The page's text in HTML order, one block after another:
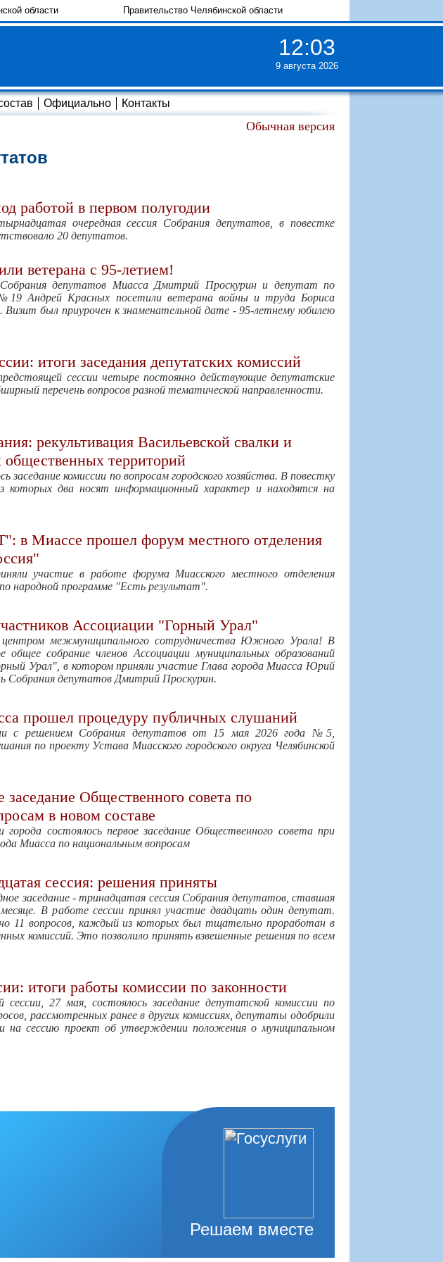
области Правительство Челябинской области
12:03
9 августа 2026
Официально Контакты
Обычная версия
работой в первом полугодии
очередная сессия Собрания депутатов, в повестке
20 депутатов.
ветерана с 95-летием!
депутатов Миасса Дмитрий Проскурин и депутат по
№19 Андрей Красных посетили ветерана войны и труда Бориса
Визит был приурочен к знаменательной дате - 95-летнему юбилею
итоги заседания депутатских комиссий
сессии четыре постоянно действующие депутатские
перечень вопросов разной тематической направленности.
рекультивация Васильевской свалки и
территорий
заседание комиссии по вопросам городского хозяйства. В повестку
которых два носят информационный характер и находятся на
в Миассе прошел форум местного отделения
участие в работе форума Миасского местного отделения
народной программе "Есть результат".
Ассоциации "Горный Урал"
межмуниципального сотрудничества Южного Урала! В
общее собрание членов Ассоциации муниципальных образований
Урал", в котором приняли участие Глава города Миасса Юрий
Собрания депутатов Дмитрий Проскурин.
прошел процедуру публичных слушаний
с решением Собрания депутатов от 15 мая 2026 года №5,
по проекту Устава Миасского городского округа Челябинской
заседание Общественного совета по
в новом составе
состоялось первое заседание Общественного совета при
Миасса по национальным вопросам
сессия: решения приняты
заседание - тринадцатая сессия Собрания депутатов, ставшая
В работе сессии принял участие двадцать один депутат.
11 вопросов, каждый из которых был тщательно проработан в
комиссий. Это позволило принять взвешенные решения по всем
итоги работы комиссии по законности
сессии, 27 мая, состоялось заседание депутатской комиссии по
рассмотренных ранее в других комиссиях, депутаты одобрили
на сессию проект об утверждении положения о муниципальном
Решаем вместе